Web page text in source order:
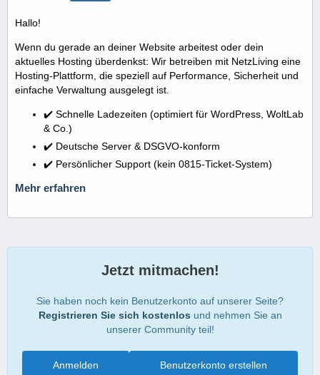
Hallo!
Wenn du gerade an deiner Website arbeitest oder dein
aktuelles Hosting überdenkst: Wir betreiben mit NetzLiving eine
Hosting-Plattform, die speziell auf Performance, Sicherheit und
einfache Verwaltung ausgelegt ist.
✔️ Schnelle Ladezeiten (optimiert für WordPress, WoltLab
& Co.)
✔️ Deutsche Server & DSGVO-konform
✔️ Persönlicher Support (kein 0815-Ticket-System)
Mehr erfahren
Jetzt mitmachen!
Sie haben noch kein Benutzerkonto auf unserer Seite?
Registrieren Sie sich kostenlos und nehmen Sie an
unserer Community teil!
Benutzerkonto erstellen
Anmelden